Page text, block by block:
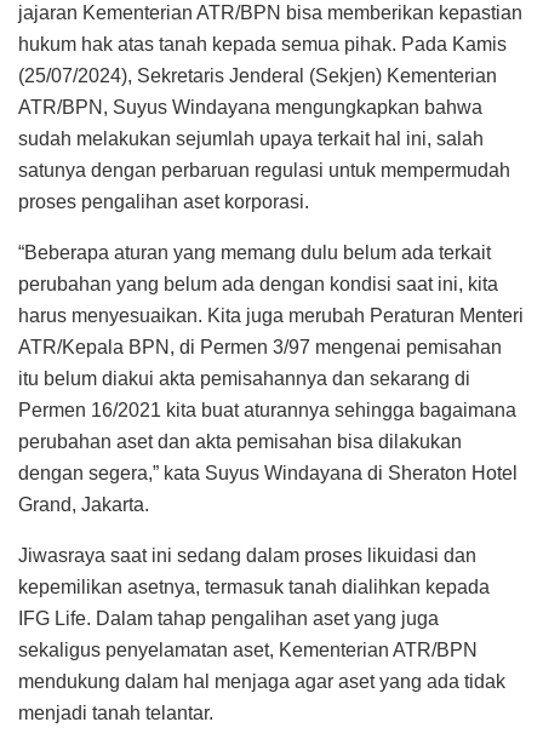
jajaran Kementerian ATR/BPN bisa memberikan kepastian
hukum hak atas tanah kepada semua pihak. Pada Kamis
(25/07/2024), Sekretaris Jenderal (Sekjen) Kementerian
ATR/BPN, Suyus Windayana mengungkapkan bahwa
sudah melakukan sejumlah upaya terkait hal ini, salah
satunya dengan perbaruan regulasi untuk mempermudah
proses pengalihan aset korporasi.
“Beberapa aturan yang memang dulu belum ada terkait
perubahan yang belum ada dengan kondisi saat ini, kita
harus menyesuaikan. Kita juga merubah Peraturan Menteri
ATR/Kepala BPN, di Permen 3/97 mengenai pemisahan
itu belum diakui akta pemisahannya dan sekarang di
Permen 16/2021 kita buat aturannya sehingga bagaimana
perubahan aset dan akta pemisahan bisa dilakukan
dengan segera,” kata Suyus Windayana di Sheraton Hotel
Grand, Jakarta.
Jiwasraya saat ini sedang dalam proses likuidasi dan
kepemilikan asetnya, termasuk tanah dialihkan kepada
IFG Life. Dalam tahap pengalihan aset yang juga
sekaligus penyelamatan aset, Kementerian ATR/BPN
mendukung dalam hal menjaga agar aset yang ada tidak
menjadi tanah telantar.